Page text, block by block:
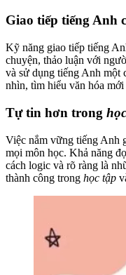
Giao tiếp tiếng Anh
Kỹ năng giao tiếp tiếng
chuyện, thảo luận với
và sử dụng tiếng Anh một
nhìn, tìm hiểu văn hóa
Tự tin hơn trong
Việc nắm vững tiếng Anh
mọi môn học. Khả năng
cách logic và rõ ràng là
thành công trong học tập